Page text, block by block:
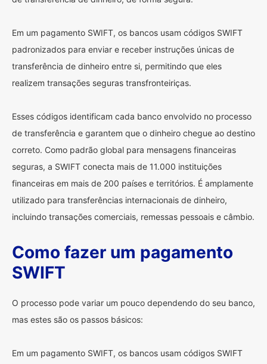
Em um pagamento SWIFT, os bancos usam códigos SWIFT
padronizados para enviar e receber instruções únicas de
transferência de dinheiro entre si, permitindo que eles
realizem transações seguras transfronteiriças.
Esses códigos identificam cada banco envolvido no processo
de transferência e garantem que o dinheiro chegue ao destino
correto. Como padrão global para mensagens financeiras
seguras, a SWIFT conecta mais de 11.000 instituições
financeiras em mais de 200 países e territórios. É amplamente
utilizado para transferências internacionais de dinheiro,
incluindo transações comerciais, remessas pessoais e câmbio.
Como fazer um pagamento
SWIFT
O processo pode variar um pouco dependendo do seu banco,
mas estes são os passos básicos:
Em um pagamento SWIFT, os bancos usam códigos SWIFT